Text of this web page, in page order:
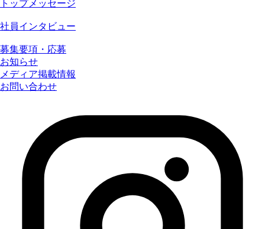
トップメッセージ
社員インタビュー
募集要項・応募
お知らせ
メディア掲載情報
お問い合わせ